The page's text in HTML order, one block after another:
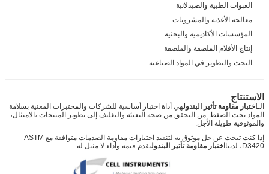
العبوات الطبية والصيدلانية
معالجة الأغذية والمشروبات
المؤسسات الأكاديمية والبحثية
إنتاج الأفلام الملصقة والملصقة
البحث والتطوير في المواد الصناعية
الاستنتاج
الـاختبار مقاومة تأثير البندولهي أداة اختبار أساسية للشركات والمختبرات المعنية بسلامة
المواد تحت الضغط. من التحقق من صحة التعبئة والتغليف إلى تطوير المنتجات ،الامتثال،
والموثوقية طويلة الأجل.
إذا كنت تبحث عن حل موثوق به لتنفيذ اختبارات مقاومة الصدمات متوافقة مع ASTM
D3420، لدينا
اختبار مقاومة تأثير البندوليقدم قيمة وأداء لا مثيل له.